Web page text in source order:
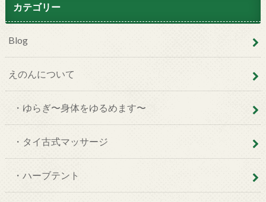
カテゴリー
Blog
えのんについて
・ゆらぎ〜身体をゆるめます〜
・タイ古式マッサージ
・ハーブテント